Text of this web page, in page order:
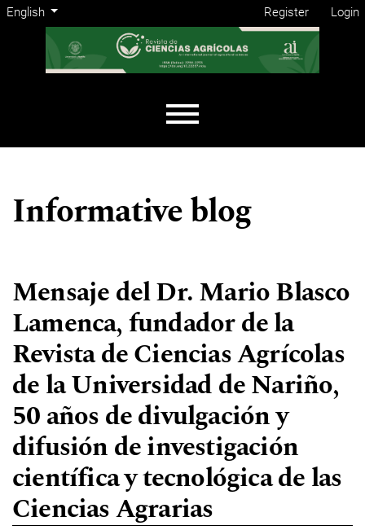
Skip to main navigation menu
Skip to main content
Skip to site footer
Change the language. The current language is:
English
Admin menu Register Login
Informative blog
Mensaje del Dr. Mario Blasco
Lamenca, fundador de la
Revista de Ciencias Agrícolas
de la Universidad de Nariño,
50 años de divulgación y
difusión de investigación
científica y tecnológica de las
Ciencias Agrarias